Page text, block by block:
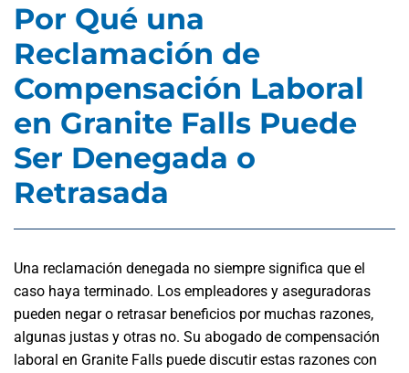
Por Qué una
Reclamación de
Compensación Laboral
en Granite Falls Puede
Ser Denegada o
Retrasada
Una reclamación denegada no siempre significa que el
caso haya terminado. Los empleadores y aseguradoras
pueden negar o retrasar beneficios por muchas razones,
algunas justas y otras no. Su abogado de compensación
laboral en Granite Falls puede discutir estas razones con